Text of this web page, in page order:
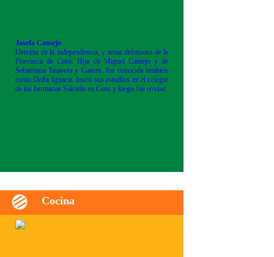
Josefa Camejo
Heroína de la independencia, y tenaz defensora de la
Provincia de Coro. Hija de Miguel Camejo y de
Sebastiana Talavera y Garcés, fue conocida también
como Doña Ignacia. Inició sus estudios en el colegio
de las hermanas Salcedo en Coro y luego fue enviad
Cocina